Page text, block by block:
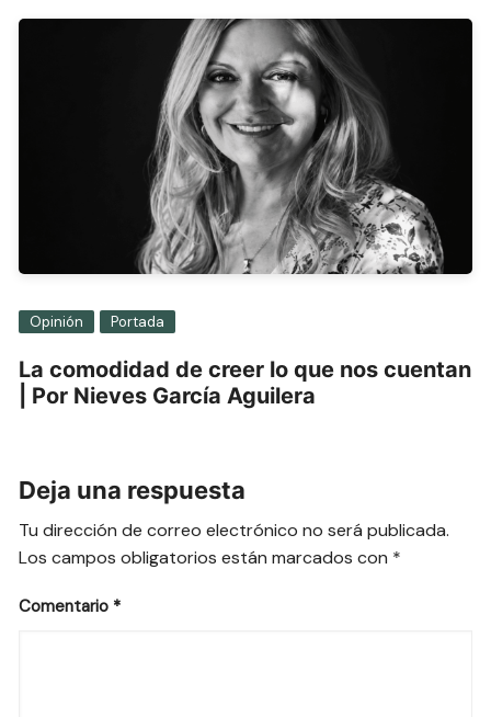
Opinión Portada
La comodidad de creer lo que nos cuentan
| Por Nieves García Aguilera
Deja una respuesta
Tu dirección de correo electrónico no será publicada.
Los campos obligatorios están marcados con *
Comentario *